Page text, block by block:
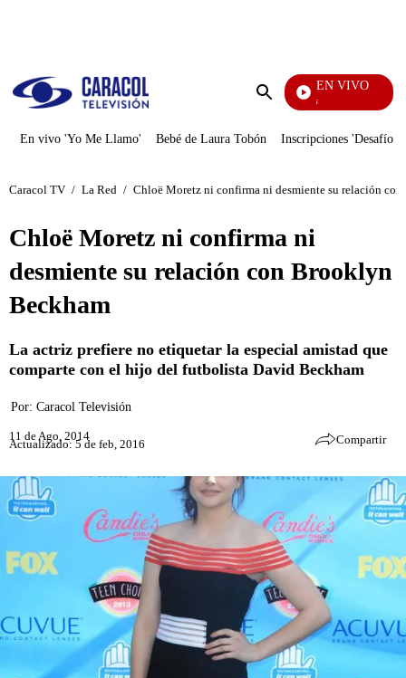
Enviar
EN VIVO
También Caerás
En vivo 'Yo Me Llamo' Bebé de Laura Tobón Inscripciones 'Desafío'
Caracol TV / La Red / Chloë Moretz ni confirma ni desmiente su relación
Chloë Moretz ni confirma ni
desmiente su relación con Brooklyn
Beckham
La actriz prefiere no etiquetar la especial amistad que
comparte con el hijo del futbolista David Beckham
Por: Caracol Televisión
11 de Ago, 2014
Actualizado: 5 de feb, 2016 Compartir